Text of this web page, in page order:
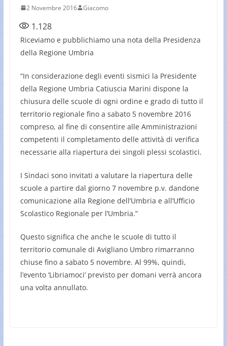
2 Novembre 2016 Giacomo
1.128
Riceviamo e pubblichiamo una nota della Presidenza
della Regione Umbria
“In considerazione degli eventi sismici la Presidente
della Regione Umbria Catiuscia Marini dispone la
chiusura delle scuole di ogni ordine e grado di tutto il
territorio regionale fino a sabato 5 novembre 2016
compreso, al fine di consentire alle Amministrazioni
competenti il completamento delle attività di verifica
necessarie alla riapertura dei singoli plessi scolastici.
I Sindaci sono invitati a valutare la riapertura delle
scuole a partire dal giorno 7 novembre p.v. dandone
comunicazione alla Regione dell’Umbria e all’Ufficio
Scolastico Regionale per l’Umbria.”
Questo significa che anche le scuole di tutto il
territorio comunale di Avigliano Umbro rimarranno
chiuse fino a sabato 5 novembre. Al 99%, quindi,
l’evento ‘Libriamoci’ previsto per domani verrà ancora
una volta annullato.